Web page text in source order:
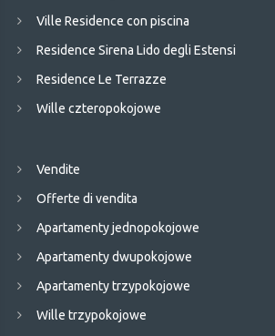
Ville Residence con piscina
Residence Sirena Lido degli Estensi
Residence Le Terrazze
Wille czteropokojowe
Vendite
Offerte di vendita
Apartamenty jednopokojowe
Apartamenty dwupokojowe
Apartamenty trzypokojowe
Wille trzypokojowe